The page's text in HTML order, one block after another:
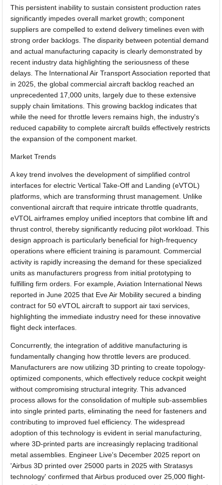
This persistent inability to sustain consistent production rates
significantly impedes overall market growth; component
suppliers are compelled to extend delivery timelines even with
strong order backlogs. The disparity between potential demand
and actual manufacturing capacity is clearly demonstrated by
recent industry data highlighting the seriousness of these
delays. The International Air Transport Association reported that
in 2025, the global commercial aircraft backlog reached an
unprecedented 17,000 units, largely due to these extensive
supply chain limitations. This growing backlog indicates that
while the need for throttle levers remains high, the industry's
reduced capability to complete aircraft builds effectively restricts
the expansion of the component market.
Market Trends
A key trend involves the development of simplified control
interfaces for electric Vertical Take-Off and Landing (eVTOL)
platforms, which are transforming thrust management. Unlike
conventional aircraft that require intricate throttle quadrants,
eVTOL airframes employ unified inceptors that combine lift and
thrust control, thereby significantly reducing pilot workload. This
design approach is particularly beneficial for high-frequency
operations where efficient training is paramount. Commercial
activity is rapidly increasing the demand for these specialized
units as manufacturers progress from initial prototyping to
fulfilling firm orders. For example, Aviation International News
reported in June 2025 that Eve Air Mobility secured a binding
contract for 50 eVTOL aircraft to support air taxi services,
highlighting the immediate industry need for these innovative
flight deck interfaces.
Concurrently, the integration of additive manufacturing is
fundamentally changing how throttle levers are produced.
Manufacturers are now utilizing 3D printing to create topology-
optimized components, which effectively reduce cockpit weight
without compromising structural integrity. This advanced
process allows for the consolidation of multiple sub-assemblies
into single printed parts, eliminating the need for fasteners and
contributing to improved fuel efficiency. The widespread
adoption of this technology is evident in serial manufacturing,
where 3D-printed parts are increasingly replacing traditional
metal assemblies. Engineer Live's December 2025 report on
'Airbus 3D printed over 25000 parts in 2025 with Stratasys
technology' confirmed that Airbus produced over 25,000 flight-